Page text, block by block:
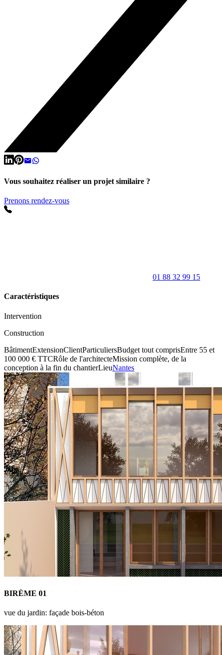
Vous souhaitez réaliser un projet similaire ?
Prenons rendez-vous
01 88 32 99 15
Caractéristiques
Intervention
Construction
BâtimentExtensionClientParticuliersBudget tout comprisEntre 55 et
100 000 € TTCRôle de l'architecteMission complète, de la
conception à la fin du chantierLieuNantes
BIRÈME 01
vue du jardin: façade bois-béton